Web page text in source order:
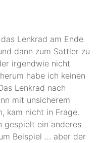
Lenkrad am Ende
dann zum Sattler zu
irgendwie nicht
habe ich keinen
Lenkrad nach
mit unsicherem
kam nicht in Frage.
gespielt ein anderes
Beispiel … aber der